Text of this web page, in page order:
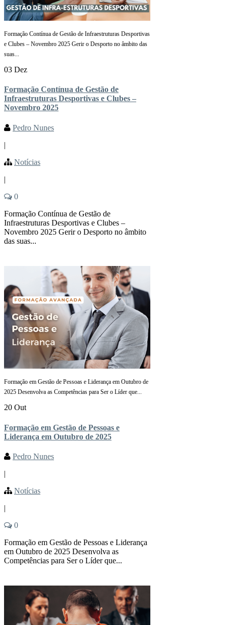
Formação Contínua de Gestão de Infraestruturas Desportivas
e Clubes – Novembro 2025 Gerir o Desporto no âmbito das
suas...
03 Dez
Formação Contínua de Gestão de
Infraestruturas Desportivas e Clubes –
Novembro 2025
Pedro Nunes
|
Notícias
|
0
Formação Contínua de Gestão de
Infraestruturas Desportivas e Clubes –
Novembro 2025 Gerir o Desporto no âmbito
das suas...
Formação em Gestão de Pessoas e Liderança em Outubro de
2025 Desenvolva as Competências para Ser o Líder que...
20 Out
Formação em Gestão de Pessoas e
Liderança em Outubro de 2025
Pedro Nunes
|
Notícias
|
0
Formação em Gestão de Pessoas e Liderança
em Outubro de 2025 Desenvolva as
Competências para Ser o Líder que...